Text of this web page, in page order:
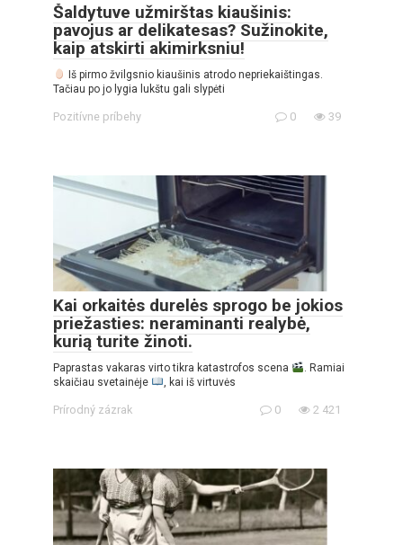
Šaldytuve užmirštas kiaušinis:
pavojus ar delikatesas? Sužinokite,
kaip atskirti akimirksniu!
Iš pirmo žvilgsnio kiaušinis atrodo nepriekaištingas.
Tačiau po jo lygia lukštu gali slypėti
Pozitívne príbehy 0 39
Kai orkaitės durelės sprogo be jokios
priežasties: neraminanti realybė,
kurią turite žinoti.
Paprastas vakaras virto tikra katastrofos scena
. Ramiai
skaičiau svetainėje
, kai iš virtuvės
Prírodný zázrak 0 2 421